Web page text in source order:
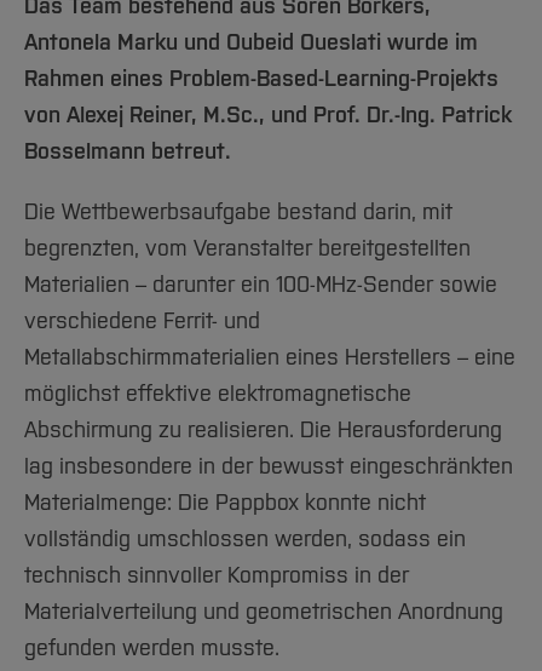
Arbeiten im FB G
Forschung und Projekte
International
Service
Studiengänge
Studieninteressierte
Aktuelles
Fachgruppen
Forschung und Entwicklung
Team
Service
Amtliche Bekanntmachungen
Notfall-Infos
BO Shop
Familiengerechte Hochschule
Gleichstellung
Diskriminierungsfreie Hochschule
Vertretungen
Hochschulbibliothek
Hochschulkommunikation
International Office
Medienzentrum
Zentrale Studienberatung
Das Team bestehend aus Sören Borkers,
Antonela Marku und Oubeid Oueslati wurde im
Rahmen eines Problem-Based-Learning-Projekts
von Alexej Reiner, M.Sc., und Prof. Dr.-Ing. Patrick
Bosselmann betreut.
Die Wettbewerbsaufgabe bestand darin, mit
begrenzten, vom Veranstalter bereitgestellten
Materialien – darunter ein 100-MHz-Sender sowie
verschiedene Ferrit- und
Metallabschirmmaterialien eines Herstellers – eine
möglichst effektive elektromagnetische
Abschirmung zu realisieren. Die Herausforderung
lag insbesondere in der bewusst eingeschränkten
Materialmenge: Die Pappbox konnte nicht
vollständig umschlossen werden, sodass ein
technisch sinnvoller Kompromiss in der
Materialverteilung und geometrischen Anordnung
gefunden werden musste.